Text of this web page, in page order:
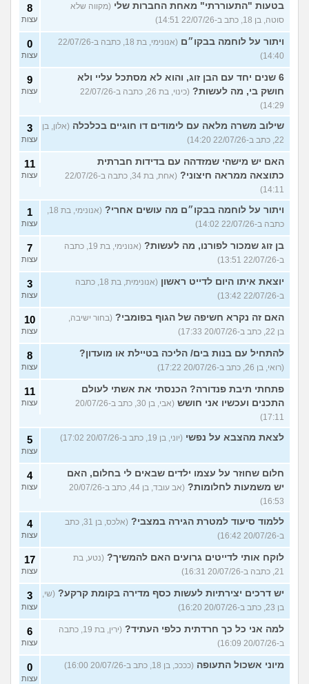
בטעות "התעוררתי" מאחת החברות שלי (מקווה שלא
סוטה, בן 18, כתב ב-22/07/26 14:51)
8
עצות
ויתור על לוחמה בבקו״ם
(אנונימי, בת 18, כתבה ב-22/07/26
14:40)
0
עצות
6 שנים יחד עם הבן זוג, והוא לא מסתכל עליי ולא
חושק בי, מה לעשות?
(כינוי, בת 26, כתבה ב-22/07/26
14:29)
9
עצות
שילוב משרה מלאה עם לימודים דו חוגיים בכלכלה (אלון, בן
22, כתב ב-22/07/26 14:20)
3
עצות
האם יש מישהי שמזדהה עם בדידות חברתית
כתוצאה ממראה חיצוני?
(אחת, בת 34, כתבה ב-22/07/26
14:11)
11
עצות
ויתור על לוחמה בבקו״ם מה עושים אחרי?
(אנונימי, בת 18,
כתבה ב-22/07/26 14:02)
1
עצות
בן זוג שמכור לפורנו, מה לעשות?
(אנונימי, בת 19, כתבה
ב-22/07/26 13:51)
7
עצות
יוצאת איתו היום לדייט ראשון
(אנונימית, בת 18, כתבה
ב-22/07/26 13:42)
3
עצות
האם זה נקרא חשיפה של הגוף בפומבי? (בחור ישיבה,
בן 22, כתב ב-20/07/26 17:33)
10
עצות
להתחיל עם בנות בים/ הליכה בטיילת או מועדון?
(רואי, בן 26, כתב ב-20/07/26 17:22)
8
עצות
פתחתי תיבת פנדורה? הכנסתי את אשתי לעולם
התכנים ועכשיו אני חושש
(אבי, בן 30, כתב ב-20/07/26
17:11)
11
עצות
לצאת מהצבא על נפשי (יוני, בן 19, כתב ב-20/07/26 17:02) 5
עצות
חלום שחוזר על עצמו ילדים שבאים לי בחלום, האם
יש משמעות לחלומות?
(אב עובד, בן 44, כתב ב-20/07/26
16:53)
4
עצות
ללמוד סיעוד למטרת הגירה במצבי?
(אלכס, בן 31, כתב
ב-20/07/26 16:42)
4
עצות
לוקח אותי לדייטים גרועים האם להמשיך? (נטע, בת
21, כתבה ב-20/07/26 16:31)
17
עצות
יש דרכים יצירתיות לעשות כסף מדירה בקומת קרקע? (שי,
בן 23, כתב ב-20/07/26 16:20)
3
עצות
למה אני כל כך חרדתית כלפי העתיד?
(ירין, בת 19, כתבה
ב-20/07/26 16:09)
6
עצות
מיוני אשכול התעופה (ככככ, בן 18, כתב ב-20/07/26 16:00) 0
עצות